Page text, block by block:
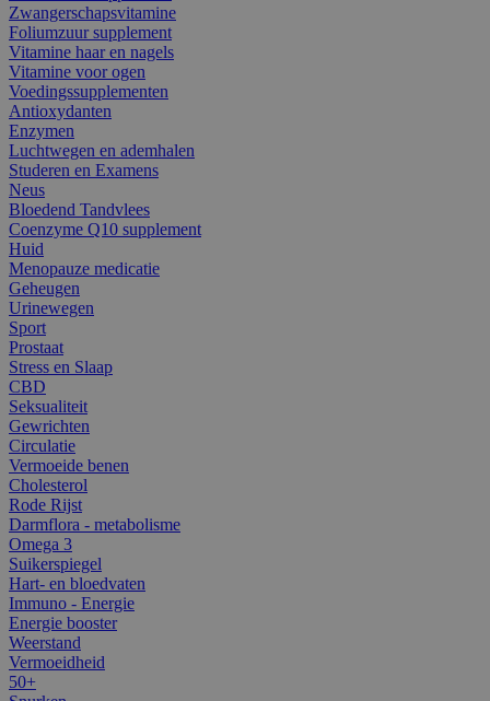
Zwangerschapsvitamine
Foliumzuur supplement
Vitamine haar en nagels
Vitamine voor ogen
Voedingssupplementen
Antioxydanten
Enzymen
Luchtwegen en ademhalen
Studeren en Examens
Neus
Bloedend Tandvlees
Coenzyme Q10 supplement
Huid
Menopauze medicatie
Geheugen
Urinewegen
Sport
Prostaat
Stress en Slaap
CBD
Seksualiteit
Gewrichten
Circulatie
Vermoeide benen
Cholesterol
Rode Rijst
Darmflora - metabolisme
Omega 3
Suikerspiegel
Hart- en bloedvaten
Immuno - Energie
Energie booster
Weerstand
Vermoeidheid
50+